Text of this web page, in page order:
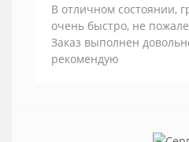
В отличном состоянии,
очень быстро, не
Заказ выполнен
рекомендую